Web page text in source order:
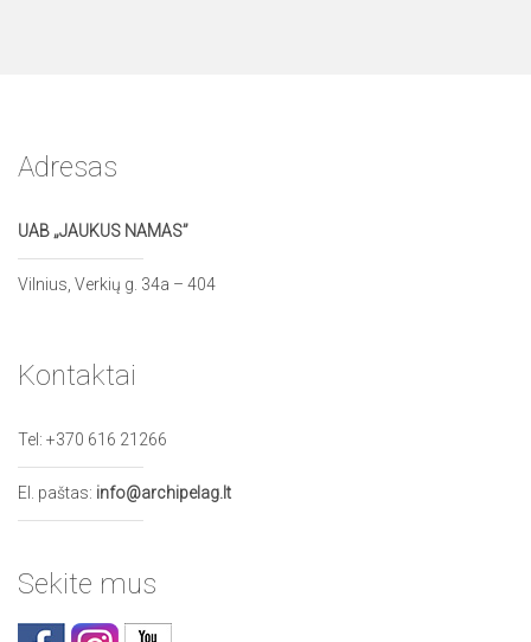
Adresas
UAB „JAUKUS NAMAS”
Vilnius, Verkių g. 34a – 404
Kontaktai
Tel: +370 616 21266
El. paštas: info@archipelag.lt
Sekite mus